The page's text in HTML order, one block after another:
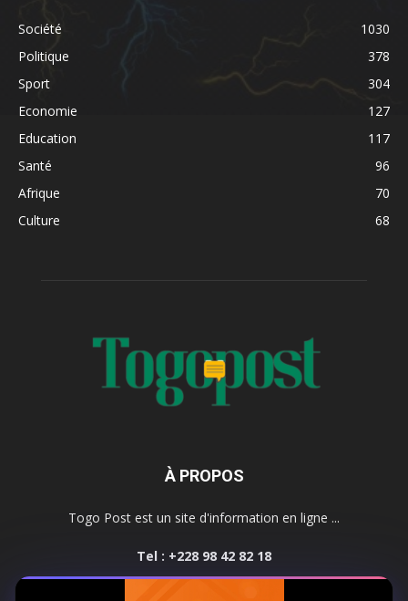
Société
1030
Politique
378
Sport
304
Economie
127
Education
117
Santé
96
Afrique
70
Culture
68
À PROPOS
Togo Post est un site d'information en ligne ...
Tel : +228 98 42 82 18